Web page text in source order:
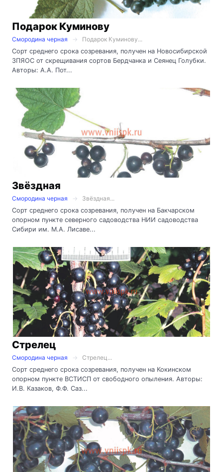
Подарок Куминову
Смородина черная
Подарок Куминову...
Сорт среднего срока созревания, получен на Новосибирской
ЗПЯОС от скрещивания сортов Бердчанка и Сеянец Голубки.
Авторы: А.А. Пот...
Звёздная
Смородина черная
Звёздная...
Сорт среднего срока созревания, получен на Бакчарском
опорном пункте северного садоводства НИИ садоводства
Сибири им. М.А. Лисаве...
Стрелец
Смородина черная
Стрелец...
Сорт среднего срока созревания, получен на Кокинском
опорном пункте ВСТИСП от свободного опыления. Авторы:
И.В. Казаков, Ф.Ф. Саз...